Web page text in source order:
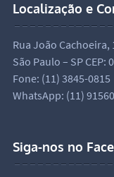
Localização e
Rua João Cachoeira,
São Paulo – SP CEP:
Fone: (11) 3845-0815
WhatsApp: (11)
Siga-nos no